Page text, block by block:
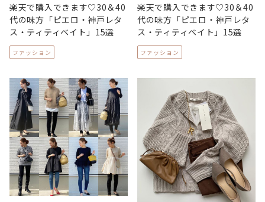
楽天で購入できます♡30＆40
代の味方「ピエロ・神戸レタ
ス・ティティベイト」15選
ファッション
楽天で購入できます♡30＆40
代の味方「ピエロ・神戸レタ
ス・ティティベイト」15選
ファッション